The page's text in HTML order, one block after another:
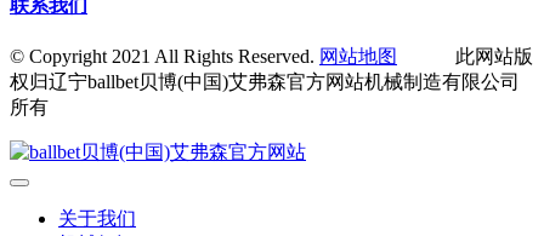
联系我们
© Copyright 2021 All Rights Reserved. 网站地图
此网站版
权归辽宁ballbet贝博(中国)艾弗森官方网站机械制造有限公司
所有
关于我们